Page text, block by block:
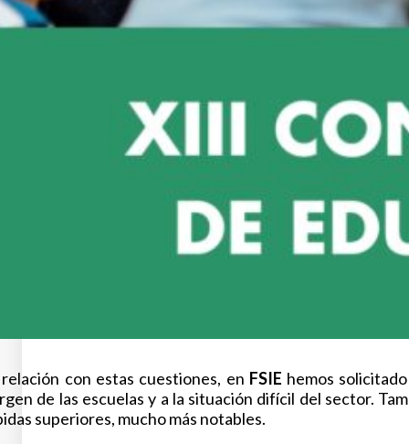
con estas cuestiones, en FSIE hemos
de las escuelas y a la situación difícil del sector.
superiores, mucho más notables.